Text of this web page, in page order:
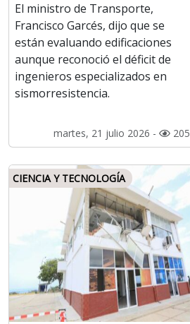
El ministro de Transporte,
Francisco Garcés, dijo que se
están evaluando edificaciones
aunque reconoció el déficit de
ingenieros especializados en
sismorresistencia.
martes, 21 julio 2026 - 205
CIENCIA Y TECNOLOGÍA